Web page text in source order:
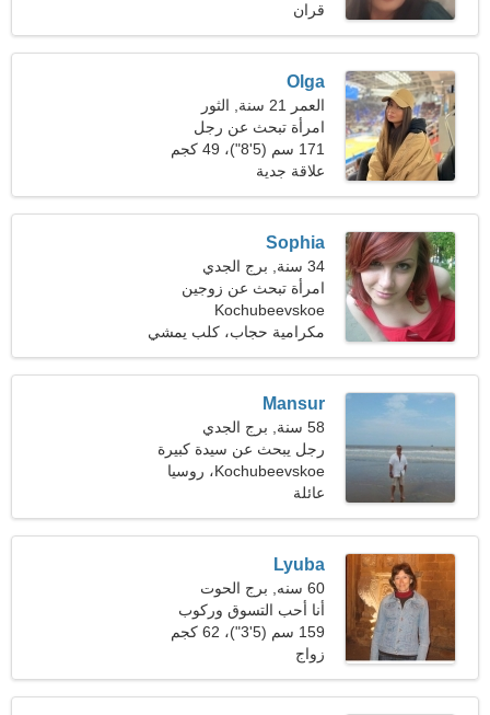
قران
Olga
العمر 21 سنة, الثور
امرأة تبحث عن رجل
171 سم (5'8")، 49 كجم
(108 رطل)
علاقة جدية
Sophia
34 سنة, برج الجدي
امرأة تبحث عن زوجين
Kochubeevskoe
مكرامية حجاب، كلب يمشي
Mansur
58 سنة, برج الجدي
رجل يبحث عن سيدة كبيرة
Kochubeevskoe، روسيا
عائلة
Lyuba
60 سنه, برج الحوت
أنا أحب التسوق وركوب
القوارب
159 سم (5'3")، 62 كجم
(136 رطلا)زواج